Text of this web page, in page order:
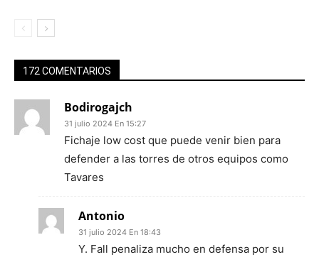
172 COMENTARIOS
Bodirogajch
31 julio 2024 En 15:27
Fichaje low cost que puede venir bien para
defender a las torres de otros equipos como
Tavares
Antonio
31 julio 2024 En 18:43
Y. Fall penaliza mucho en defensa por su